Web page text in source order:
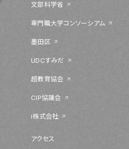
文部科学省
専門職大学コンソーシアム
墨田区
UDCすみだ
超教育協会
CIP協議会
i株式会社
アクセス